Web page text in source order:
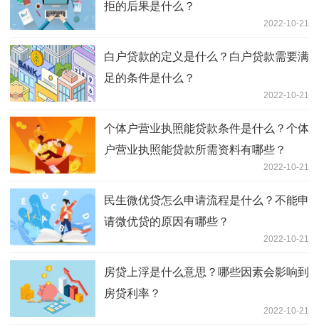
拒的后果是什么？
2022-10-21
白户贷款的定义是什么？白户贷款需要满
足的条件是什么？
2022-10-21
个体户营业执照能贷款条件是什么？个体
户营业执照能贷款所需资料有哪些？
2022-10-21
民生微优贷怎么申请流程是什么？不能申
请微优贷的原因有哪些？
2022-10-21
房贷上浮是什么意思？哪些因素会影响到
房贷利率？
2022-10-21